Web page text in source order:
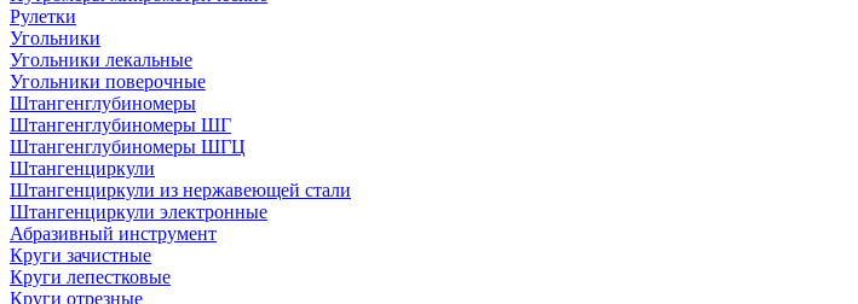
Рулетки
Угольники
Угольники лекальные
Угольники поверочные
Штангенглубиномеры
Штангенглубиномеры ШГ
Штангенглубиномеры ШГЦ
Штангенциркули
Штангенциркули из нержавеющей стали
Штангенциркули электронные
Абразивный инструмент
Круги зачистные
Круги лепестковые
Круги отрезные